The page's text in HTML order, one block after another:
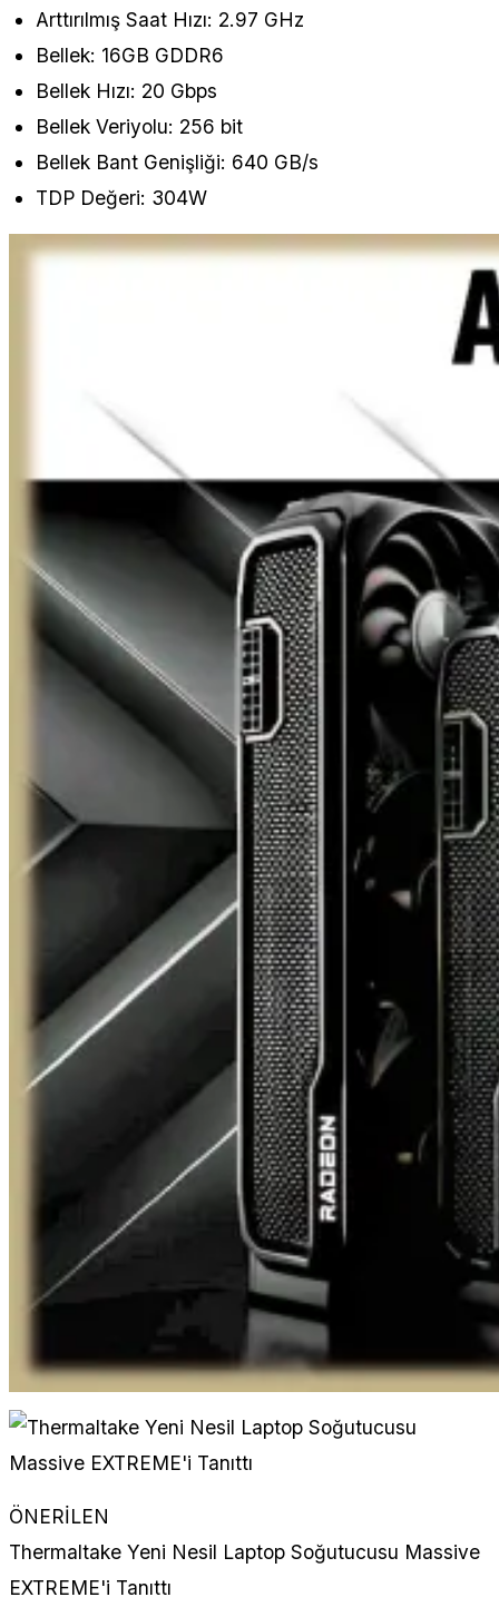
Arttırılmış Saat Hızı: 2.97 GHz
Bellek: 16GB GDDR6
Bellek Hızı: 20 Gbps
Bellek Veriyolu: 256 bit
Bellek Bant Genişliği: 640 GB/s
TDP Değeri: 304W
ÖNERİLEN
Thermaltake Yeni Nesil Laptop Soğutucusu Massive
EXTREME'i Tanıttı